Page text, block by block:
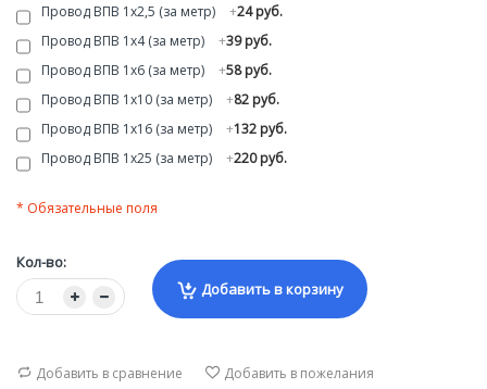
Провод ВПВ 1х2,5 (за метр)
+24 руб.
Провод ВПВ 1х4 (за метр)
+39 руб.
Провод ВПВ 1х6 (за метр)
+58 руб.
Провод ВПВ 1х10 (за метр)
+82 руб.
Провод ВПВ 1х16 (за метр)
+132 руб.
Провод ВПВ 1х25 (за метр)
+220 руб.
* Обязательные поля
Кол-во:
Добавить в корзину
Добавить в сравнение Добавить в пожелания